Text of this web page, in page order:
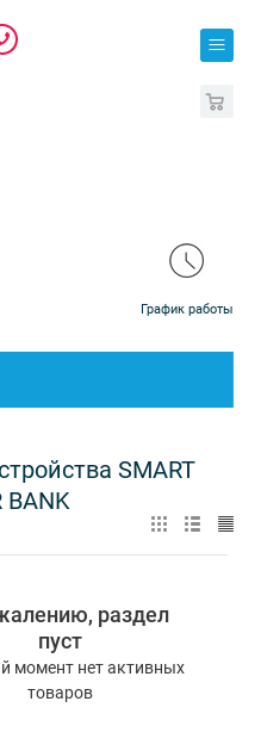
SMART
BANK
раздел
пуст
момент нет активных
товаров